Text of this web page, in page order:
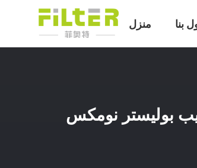
منزل بنا
بوليستر نومكس